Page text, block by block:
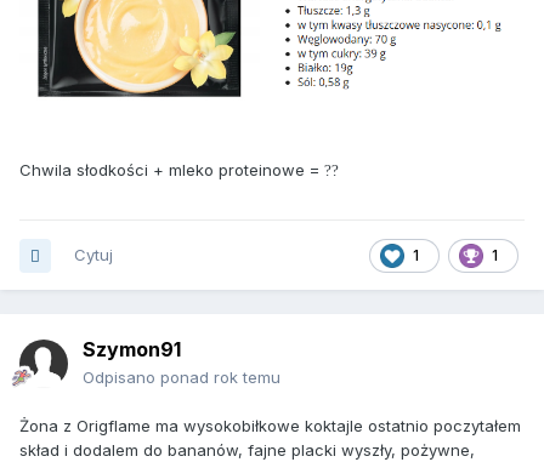
Chwila słodkości + mleko proteinowe = ??
1 1
Cytuj
Szymon91
Odpisano ponad rok temu
Żona z Origflame ma wysokobiłkowe koktajle ostatnio poczytałem
skład i dodalem do bananów, fajne placki wyszły, pożywne,